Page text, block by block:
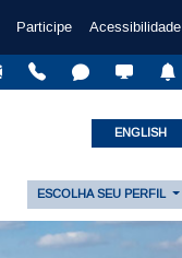
Participe Acessibilidade
ENGLISH
ESCOLHA SEU PERFIL